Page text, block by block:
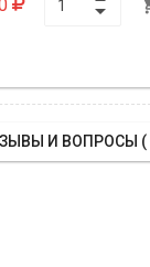
И ВОПРОСЫ (